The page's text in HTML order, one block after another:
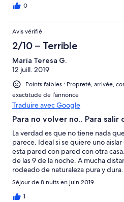
0
Avis vérifié
2/10 – Terrible
María Teresa G.
12 juill. 2019
Points faibles : Propreté, arrivée,
exactitude de l’annonce
Traduire avec Google
Para no volver no.. Para salir
La verdad es que no tiene nada
parece. Ideal si se quiere uno
esta pared con pared con otra
de las 9 de la noche. A mucha
rodeado de naturaleza pura y
que desear. Al entrar el olor era
plástico individuales estaban
anterior, te pegabas en todo, y
Séjour de 8 nuits en juin 2019
1